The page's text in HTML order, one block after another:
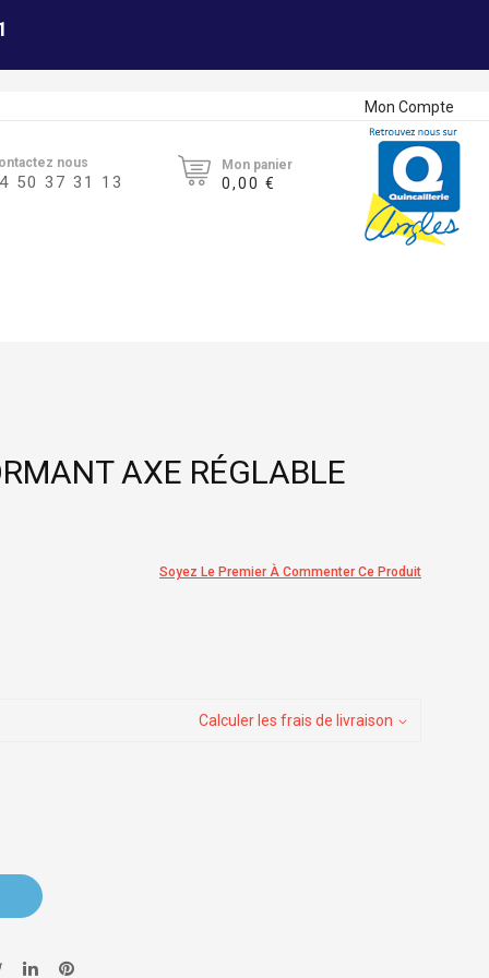
Mon Compte
nous
50 37 31 13
Mon panier
0,00 €
AXE RÉGLABLE
Soyez Le Premier À Commenter Ce Produit
Calculer les frais de livraison